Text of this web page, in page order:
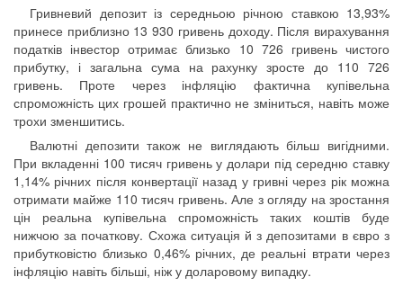
Гривневий депозит із середньою річною ставкою 13,93%
принесе приблизно 13 930 гривень доходу. Після вирахування
податків інвестор отримає близько 10 726 гривень чистого
прибутку, і загальна сума на рахунку зросте до 110 726
гривень. Проте через інфляцію фактична купівельна
спроможність цих грошей практично не зміниться, навіть може
трохи зменшитись.
Валютні депозити також не виглядають більш вигідними.
При вкладенні 100 тисяч гривень у долари під середню ставку
1,14% річних після конвертації назад у гривні через рік можна
отримати майже 110 тисяч гривень. Але з огляду на зростання
цін реальна купівельна спроможність таких коштів буде
нижчою за початкову. Схожа ситуація й з депозитами в євро з
прибутковістю близько 0,46% річних, де реальні втрати через
інфляцію навіть більші, ніж у доларовому випадку.